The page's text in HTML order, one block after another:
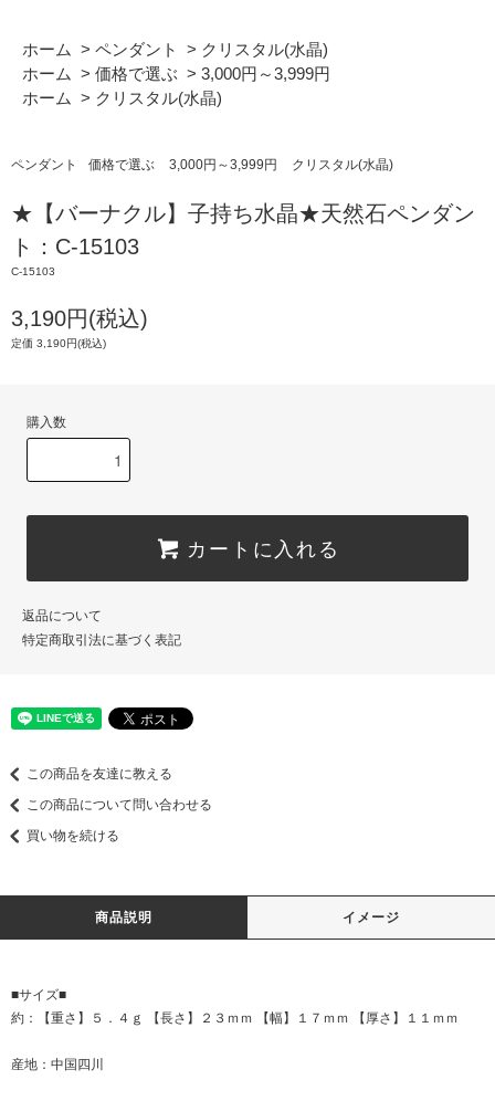
ホーム > ペンダント > クリスタル(水晶)
ホーム > 価格で選ぶ > 3,000円～3,999円
ホーム > クリスタル(水晶)
ペンダント 価格で選ぶ 3,000円～3,999円 クリスタル(水晶)
★【バーナクル】子持ち水晶★天然石ペンダン
ト：C-15103
C-15103
3,190円(税込)
定価 3,190円(税込)
購入数
カートに入れる
返品について
特定商取引法に基づく表記
この商品を友達に教える
この商品について問い合わせる
買い物を続ける
商品説明 イメージ
■サイズ■
約：【重さ】５．４ｇ 【長さ】２３ｍｍ 【幅】１７ｍｍ 【厚さ】１１ｍｍ
産地：中国四川